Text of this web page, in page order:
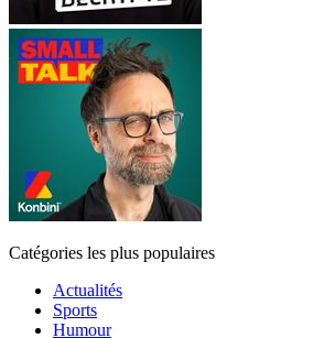
Catégories les plus populaires
Actualités
Sports
Humour